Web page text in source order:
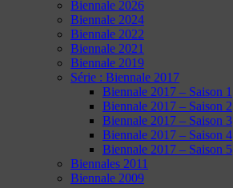
Biennale 2026
Biennale 2024
Biennale 2022
Biennale 2021
Biennale 2019
Série : Biennale 2017
Biennale 2017 – Saison 1
Biennale 2017 – Saison 2
Biennale 2017 – Saison 3
Biennale 2017 – Saison 4
Biennale 2017 – Saison 5
Biennales 2011
Biennale 2009